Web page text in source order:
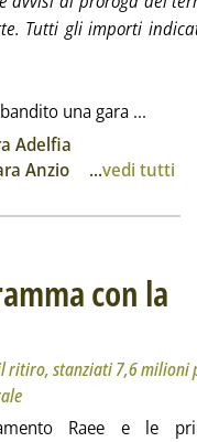
Tutti gli importi
una gara ...
Adelfia
Anzio ...vedi tutti
con la
Ridotte le soglie minime per il
ritiro, stanziati 7,6 milioni
Raee e le